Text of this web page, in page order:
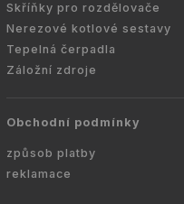
Skříňky pro rozdělovače
Nerezové kotlové sestavy
Tepelná čerpadla
Záložní zdroje
Obchodní podmínky
způsob platby
reklamace